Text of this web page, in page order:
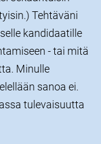
Tehtäväni
kandidaatille
- tai mitä
Minulle
sanoa ei.
tulevaisuutta